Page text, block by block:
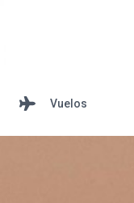
Vuelos